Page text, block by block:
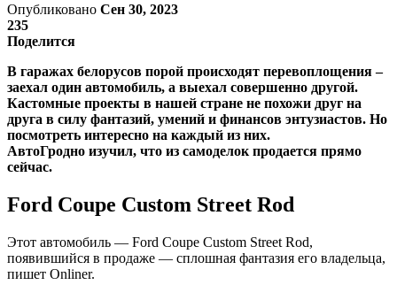
Опубликовано Сен 30, 2023
235
Поделится
В гаражах белорусов порой происходят перевоплощения –
заехал один автомобиль, а выехал совершенно другой.
Кастомные проекты в нашей стране не похожи друг на
друга в силу фантазий, умений и финансов энтузиастов. Но
посмотреть интересно на каждый из них.
АвтоГродно изучил, что из самоделок продается прямо
сейчас.
Ford Coupe Custom Street Rod
Этот автомобиль — Ford Coupe Custom Street Rod,
появившийся в продаже — сплошная фантазия его владельца,
пишет Onliner.